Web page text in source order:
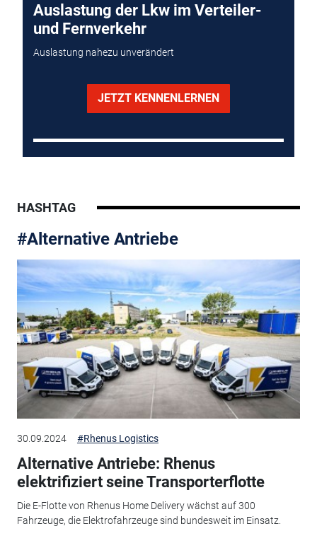
Auslastung der Lkw im Verteiler-
und Fernverkehr
Auslastung nahezu unverändert
JETZT KENNENLERNEN
HASHTAG
#Alternative Antriebe
30.09.2024 #Rhenus Logistics
Alternative Antriebe: Rhenus
elektrifiziert seine Transporterflotte
Die E-Flotte von Rhenus Home Delivery wächst auf 300
Fahrzeuge, die Elektrofahrzeuge sind bundesweit im Einsatz.